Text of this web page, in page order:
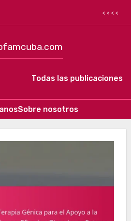
< < < <
Todas las publicaciones
Sobre nosotros